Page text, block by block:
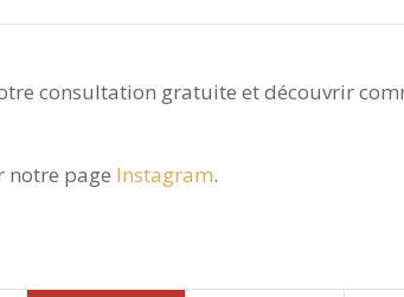
consultation gratuite et découvrir
notre page Instagram.